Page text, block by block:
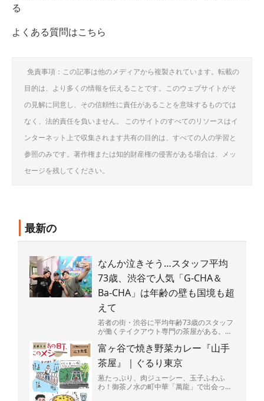
る
よくある質問はこちら
免責事項：この記事は他のメディアから複製されています。転載の
目的は、より多くの情報を伝えることです。このウェブサイトがそ
の見解に同意し、その信頼性に責任があることを意味するものでは
なく、法的責任を負いません。 このサイトのすべてのリソースはイ
ンターネット上で収集されます共有の目的は、すべての人の学習と
参照のみです。著作権または知的財産権の侵害がある場合は、メッ
セージを残してください。
最新の
なんか泣きそう…スタッフ平均
73歳、渋谷で人気「G-CHA＆
Ba-CHA」は年齢の壁も国境も超
えて
若者の街・渋谷に平均年齢73歳のスタッフ
が働くテイクアウト専門の茶屋がある。
バーチャ）...
富ヶ谷で焼き野菜カレー『山手
茶屋』｜ぐるり東京
葱たっぷり、肉ジューシー、玉子ふわふ
わ！御茶ノ水の町中華「萬龍」で出会っ